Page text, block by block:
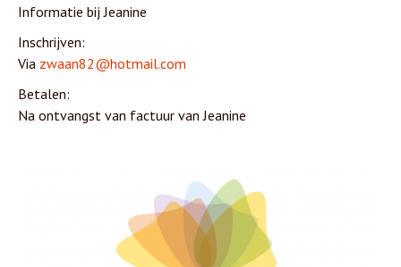
Informatie bij Jeanine
Inschrijven:
Via zwaan82@hotmail.com
Betalen:
Na ontvangst van factuur van Jeanine